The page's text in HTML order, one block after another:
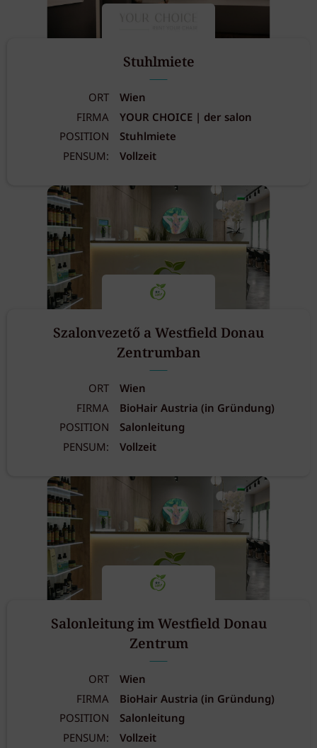
Stuhlmiete
ORT
Wien
FIRMA
YOUR CHOICE | der salon
POSITION
Stuhlmiete
PENSUM:
Vollzeit
Szalonvezető a Westfield Donau
Zentrumban
ORT
Wien
FIRMA
BioHair Austria (in Gründung)
POSITION
Salonleitung
PENSUM:
Vollzeit
Salonleitung im Westfield Donau
Zentrum
ORT
Wien
FIRMA
BioHair Austria (in Gründung)
POSITION
Salonleitung
PENSUM:
Vollzeit